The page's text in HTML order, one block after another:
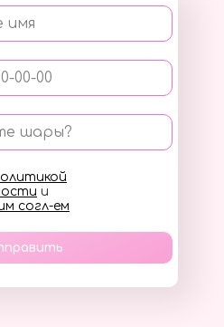
имя
шары?
и
согл-ем